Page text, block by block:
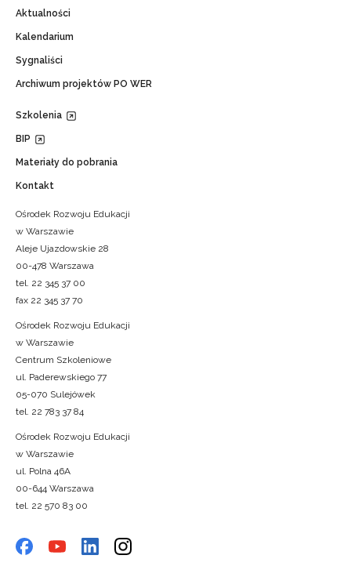
Aktualności
Kalendarium
Sygnaliści
Archiwum projektów PO WER
Szkolenia
BIP
Materiały do pobrania
Kontakt
Ośrodek Rozwoju Edukacji
w Warszawie
Aleje Ujazdowskie 28
00-478 Warszawa
tel. 22 345 37 00
fax 22 345 37 70
Ośrodek Rozwoju Edukacji
w Warszawie
Centrum Szkoleniowe
ul. Paderewskiego 77
05-070 Sulejówek
tel. 22 783 37 84
Ośrodek Rozwoju Edukacji
w Warszawie
ul. Polna 46A
00-644 Warszawa
tel. 22 570 83 00